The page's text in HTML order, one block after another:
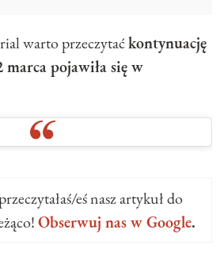
warto przeczytaćkontynuację
pojawiła się w
eś nasz artykuł do
Obserwuj nas w Google.